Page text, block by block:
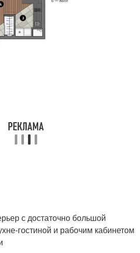
с достаточно большой
гостиной и рабочим кабинетом